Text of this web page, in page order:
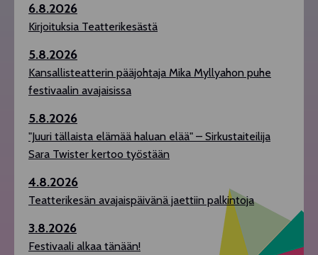
6.8.2026
Kirjoituksia Teatterikesästä
5.8.2026
Kansallisteatterin pääjohtaja Mika Myllyahon puhe
festivaalin avajaisissa
5.8.2026
"Juuri tällaista elämää haluan elää" – Sirkustaiteilija
Sara Twister kertoo työstään
4.8.2026
Teatterikesän avajaispäivänä jaettiin palkintoja
3.8.2026
Festivaali alkaa tänään!